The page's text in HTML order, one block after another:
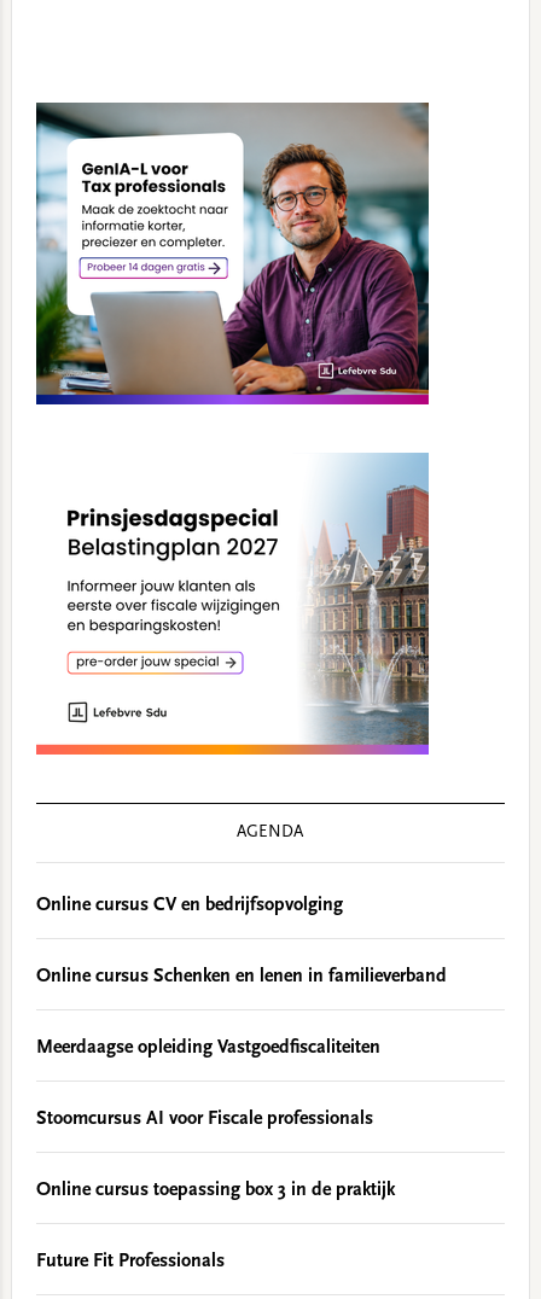
Sidebar
AGENDA
Online cursus CV en bedrijfsopvolging
Online cursus Schenken en lenen in familieverband
Meerdaagse opleiding Vastgoedfiscaliteiten
Stoomcursus AI voor Fiscale professionals
Online cursus toepassing box 3 in de praktijk
Future Fit Professionals